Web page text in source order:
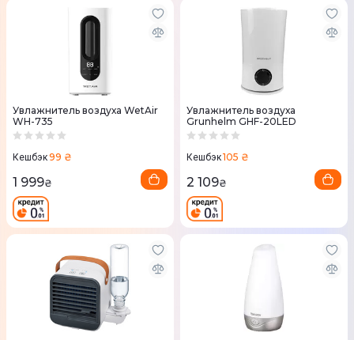
Увлажнитель воздуха WetAir
WH-735
Кешбэк99 ₴
1 999₴
Увлажнитель воздуха
Grunhelm GHF-20LED
Кешбэк105 ₴
2 109₴